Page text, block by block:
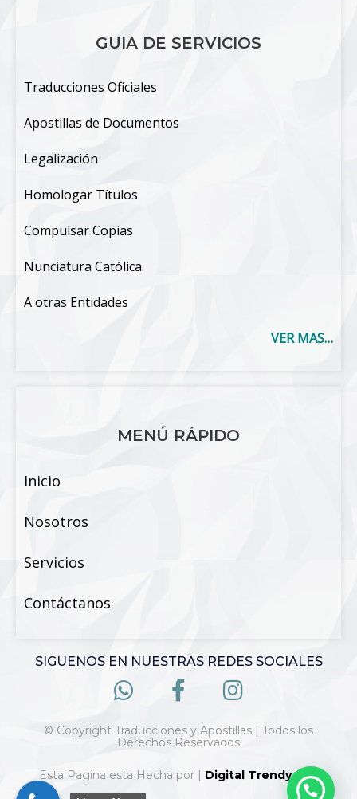
GUIA DE SERVICIOS
Traducciones Oficiales
Apostillas de Documentos
Legalización
Homologar Títulos
Compulsar Copias
Nunciatura Católica
A otras Entidades
VER MAS…
MENÚ RÁPIDO
Inicio
Nosotros
Servicios
Contáctanos
SIGUENOS EN NUESTRAS REDES SOCIALES
© Copyright Traducciones y Apostillas | Todos los
Derechos Reservados
Esta Pagina esta Hecha por | Digital Trendy 360